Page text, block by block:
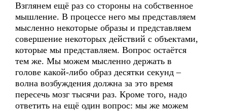
Взглянем ещё раз со стороны на собственное
мышление. В процессе него мы представляем
мысленно некоторые образы и представляем
совершение некоторых действий с объектами,
которые мы представляем. Вопрос остаётся
тем же. Мы можем мысленно держать в
голове какой-либо образ десятки секунд –
волна возбуждения должна за это время
пересечь мозг тысячи раз. Кроме того, надо
ответить на ещё один вопрос: мы же можем